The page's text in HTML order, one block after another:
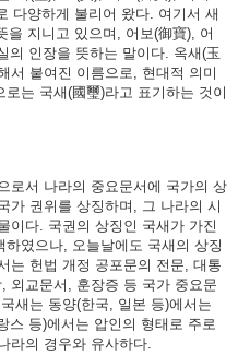
다양하게 불리어 왔다. 여기서 새
을 지니고 있으며, 어보(御寶), 어
의 인장을 뜻하는 말이다. 옥새(玉
서 붙여진 이름으로, 현대적 의미
는 국새(國璽)라고 표기하는 것이
로서 나라의 중요문서에 국가의 상
가 권위를 상징하며, 그 나라의 시
이다. 국권의 상징인 국새가 가진
였으나, 오늘날에도 국새의 상징
는 헌법 개정 공포문의 전문, 대통
외교문서, 훈장증 등 국가 중요문
새는 동양(한국, 일본 등)에서는
스 등)에서는 압인의 형태로 주로
라의 경우와 유사하다.